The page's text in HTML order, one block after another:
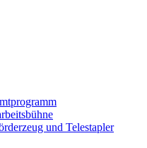
und Telestapler